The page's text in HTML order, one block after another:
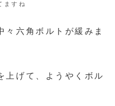
ますね
々六角ボルトが緩みま
上げて、ようやくボル